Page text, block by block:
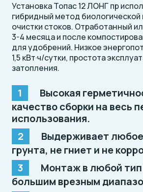
Установка Топас 12 ЛОНГ пр
гибридный метод биологической
очистки стоков. Отработанный
3-4 месяца и после
для удобрений. Низкое
1,5 кВт·ч/сутки, простота
затопления.
Высокая
качество сборки на весь
использования.
Выдерживает
грунта, не гниет и не
Монтаж в любой тип
большим врезным